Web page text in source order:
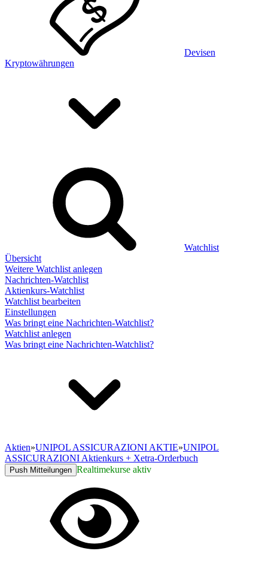
Devisen
Kryptowährungen
Watchlist
Übersicht
Weitere Watchlist anlegen
Nachrichten-Watchlist
Aktienkurs-Watchlist
Watchlist bearbeiten
Einstellungen
Was bringt eine Nachrichten-Watchlist?
Watchlist anlegen
Was bringt eine Nachrichten-Watchlist?
Aktien»UNIPOL ASSICURAZIONI AKTIE»UNIPOL
ASSICURAZIONI Aktienkurs + Xetra-Orderbuch
Push Mitteilungen Realtimekurse aktiv